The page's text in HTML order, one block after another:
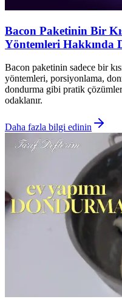
Bacon Paketinin Bir
Yöntemleri Hakkında
Bacon paketinin sadece bir
yöntemleri, porsiyonlama,
dondurma gibi pratik
odaklanır.
Daha fazla bilgi edinin